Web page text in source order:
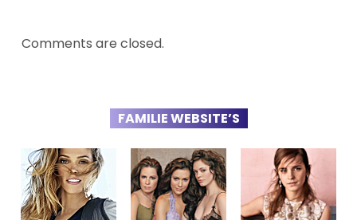
Comments are closed.
FAMILIE WEBSITE’S